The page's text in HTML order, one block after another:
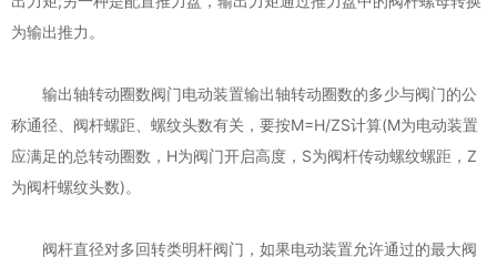
为输出推力。
输出轴转动圈数阀门电动装置输出轴转动圈数的多少与阀门的公
称通径、阀杆螺距、螺纹头数有关，要按M=H/ZS计算(M为电动装置
应满足的总转动圈数，H为阀门开启高度，S为阀杆传动螺纹螺距，Z
为阀杆螺纹头数)。
阀杆直径对多回转类明杆阀门，如果电动装置允许通过的最大阀